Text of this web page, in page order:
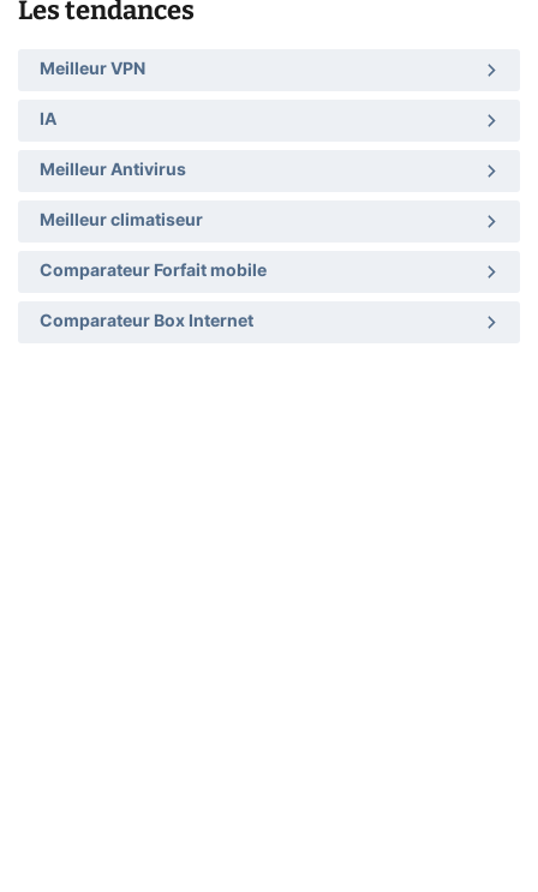
Les tendances
Meilleur VPN
IA
Meilleur Antivirus
Meilleur climatiseur
Comparateur Forfait mobile
Comparateur Box Internet